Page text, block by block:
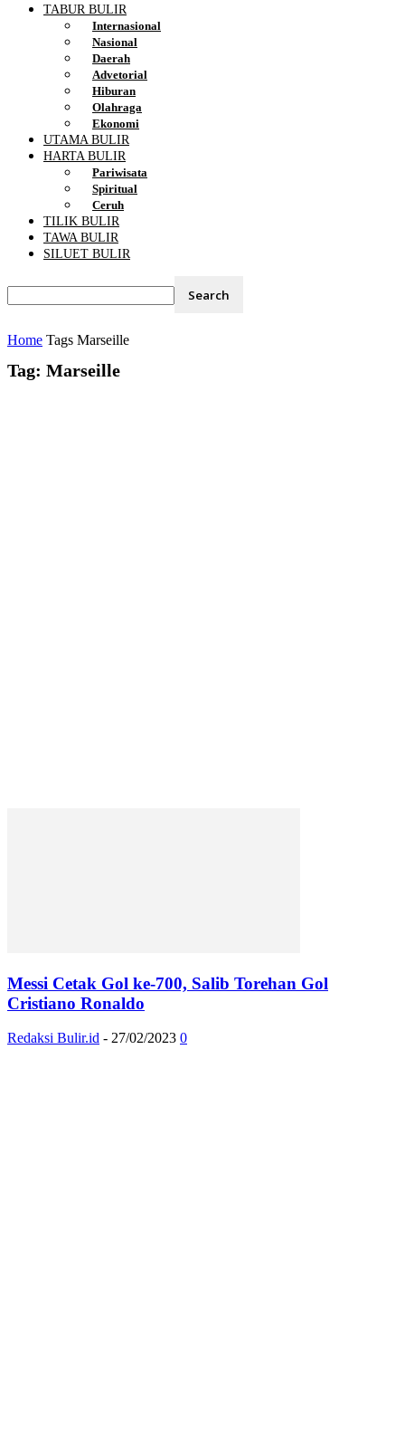
TABUR BULIR
Internasional
Nasional
Daerah
Advetorial
Hiburan
Olahraga
Ekonomi
UTAMA BULIR
HARTA BULIR
Pariwisata
Spiritual
Ceruh
TILIK BULIR
TAWA BULIR
SILUET BULIR
Home Tags Marseille
Tag: Marseille
Messi Cetak Gol ke-700, Salib Torehan Gol
Cristiano Ronaldo
Redaksi Bulir.id - 27/02/2023 0